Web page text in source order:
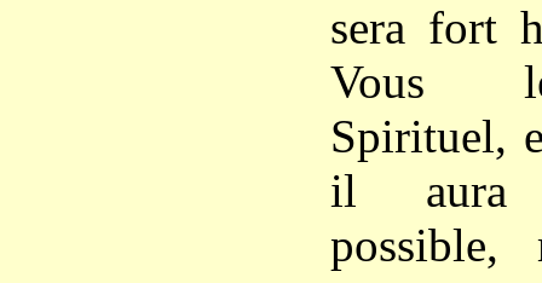
sera fort
Vous
Spirituel,
il aura